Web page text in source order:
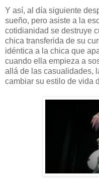
Y así, al día siguiente
sueño, pero asiste a la
cotidianidad se destruye
chica transferida de su
idéntica a la chica que
cuando ella empieza a
allá de las casualidades,
cambiar su estilo de vida